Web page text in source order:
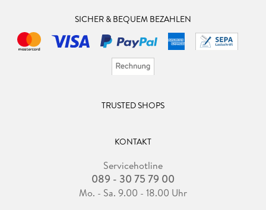
SICHER & BEQUEM BEZAHLEN
TRUSTED SHOPS
KONTAKT
Servicehotline
089 - 30 75 79 00
Mo. - Sa. 9.00 - 18.00 Uhr